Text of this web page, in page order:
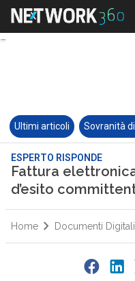
Ultimi articoli Sovranità
ESPERTO RISPONDE
Fattura
d’esito
Home Documenti Digitali